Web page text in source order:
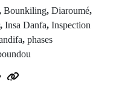
Bounkiling, Diaroumé,
, Insa Danfa, Inspection
, phases
Souané